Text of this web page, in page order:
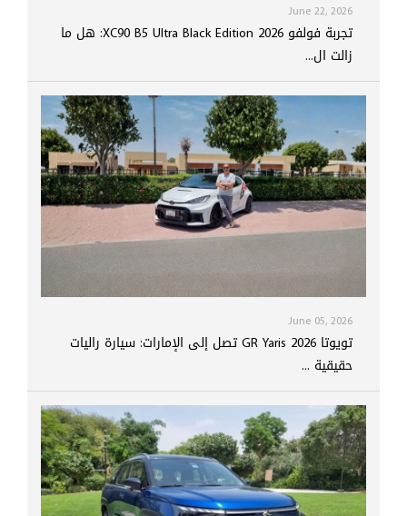
June 22, 2026
تجربة فولفو XC90 B5 Ultra Black Edition 2026: هل ما
زالت ال...
June 05, 2026
تويوتا GR Yaris 2026 تصل إلى الإمارات: سيارة راليات
حقيقية ...